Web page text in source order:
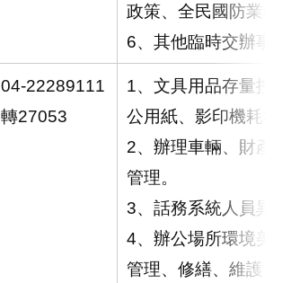
政策、全民國防業
6、其他臨時交辦事
04-22289111
轉27053
1、文具用品存量控
公用紙、影印機耗
2、辦理車輛、財產
管理。
3、話務系統人員異
4、辦公場所環境美
管理、修繕、維護